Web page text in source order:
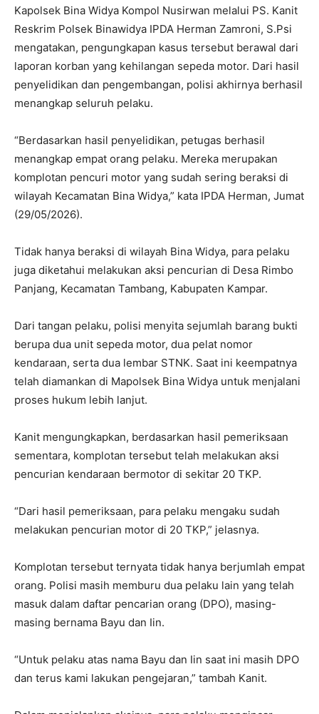
Kapolsek Bina Widya Kompol Nusirwan melalui PS. Kanit
Reskrim Polsek Binawidya IPDA Herman Zamroni, S.Psi
mengatakan, pengungkapan kasus tersebut berawal dari
laporan korban yang kehilangan sepeda motor. Dari hasil
penyelidikan dan pengembangan, polisi akhirnya berhasil
menangkap seluruh pelaku.
“Berdasarkan hasil penyelidikan, petugas berhasil
menangkap empat orang pelaku. Mereka merupakan
komplotan pencuri motor yang sudah sering beraksi di
wilayah Kecamatan Bina Widya,” kata IPDA Herman, Jumat
(29/05/2026).
Tidak hanya beraksi di wilayah Bina Widya, para pelaku
juga diketahui melakukan aksi pencurian di Desa Rimbo
Panjang, Kecamatan Tambang, Kabupaten Kampar.
Dari tangan pelaku, polisi menyita sejumlah barang bukti
berupa dua unit sepeda motor, dua pelat nomor
kendaraan, serta dua lembar STNK. Saat ini keempatnya
telah diamankan di Mapolsek Bina Widya untuk menjalani
proses hukum lebih lanjut.
Kanit mengungkapkan, berdasarkan hasil pemeriksaan
sementara, komplotan tersebut telah melakukan aksi
pencurian kendaraan bermotor di sekitar 20 TKP.
“Dari hasil pemeriksaan, para pelaku mengaku sudah
melakukan pencurian motor di 20 TKP,” jelasnya.
Komplotan tersebut ternyata tidak hanya berjumlah empat
orang. Polisi masih memburu dua pelaku lain yang telah
masuk dalam daftar pencarian orang (DPO), masing-
masing bernama Bayu dan Iin.
“Untuk pelaku atas nama Bayu dan Iin saat ini masih DPO
dan terus kami lakukan pengejaran,” tambah Kanit.